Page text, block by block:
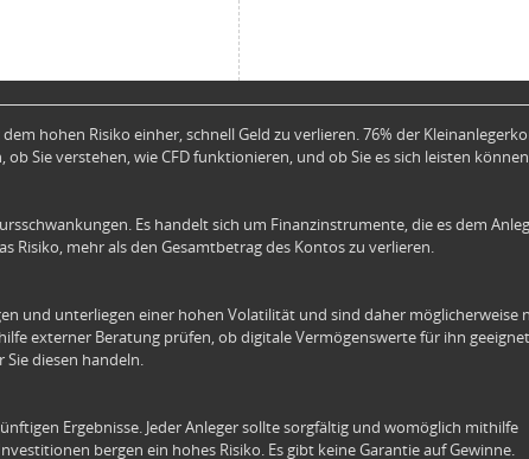
hohen Risiko einher, schnell Geld zu verlieren. 76% der
Sie verstehen, wie CFD funktionieren, und ob Sie es sich leisten
Es handelt sich um Finanzinstrumente, die es dem
Risiko, mehr als den Gesamtbetrag des Kontos zu verlieren.
und unterliegen einer hohen Volatilität und sind daher möglicherweise
externer Beratung prüfen, ob digitale Vermögenswerte für ihn
Sie diesen handeln.
Ergebnisse. Jeder Anleger sollte sorgfältig und womöglich mithilfe
bergen ein hohes Risiko. Es gibt keine Garantie auf Gewinne.